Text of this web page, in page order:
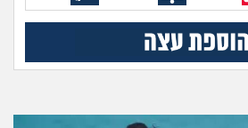
פיננסי וכלכלה
בין הסדינים
חיות מחמד